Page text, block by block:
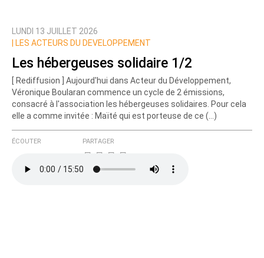
Nom
Courriel (non publié)
Ajoutez votre commentaire ici
Texte de votre message
LUNDI 13 JUILLET 2026
LES ACTEURS DU DEVELOPPEMENT
Les hébergeuses solidaire 1/2
[ Rediffusion ] Aujourd'hui dans Acteur du Développement,
Véronique Boularan commence un cycle de 2 émissions,
consacré à l'association les hébergeuses solidaires. Pour cela
elle a comme invitée : Maïté qui est porteuse de ce (…)
ÉCOUTER PARTAGER